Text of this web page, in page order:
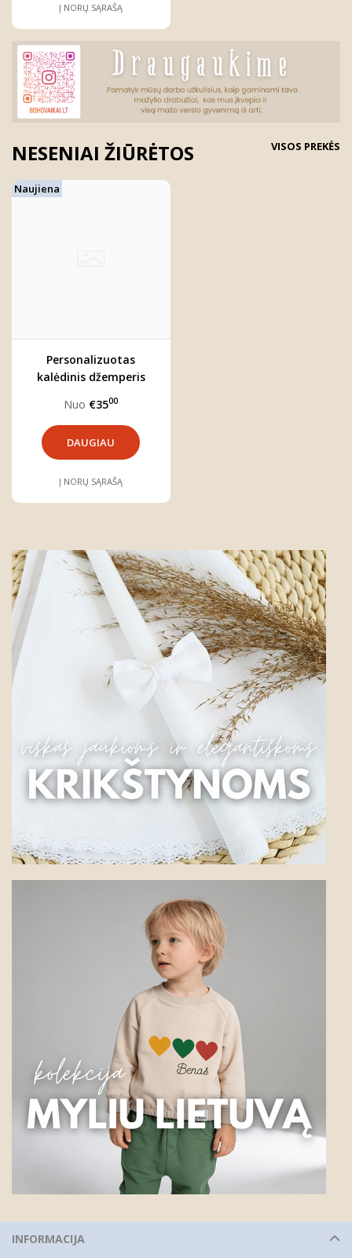
Į NORŲ SĄRAŠĄ
NESENIAI ŽIŪRĖTOS VISOS PREKĖS
Naujiena
Personalizuotas
kalėdinis džemperis
Nuo €3500
DAUGIAU
Į NORŲ SĄRAŠĄ
INFORMACIJA